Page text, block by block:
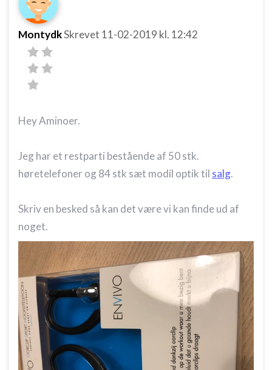
MontydkSkrevet 11-02-2019 kl. 12:42
Hey Aminoer.
Jeg har et restparti bestående af 50 stk.
høretelefoner og 84 stk sæt modil optik til salg.
Skriv en besked så kan det være vi kan finde ud af
noget.